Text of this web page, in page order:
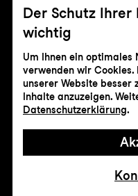
YouTube
© Genossenschaft
St.Gallen
Impressum
Der Schutz Ihrer
wichtig
Um Ihnen ein optimales
verwenden wir Cookies.
unserer Website besser
Inhalte anzuzeigen.
Datenschutzerklärung.